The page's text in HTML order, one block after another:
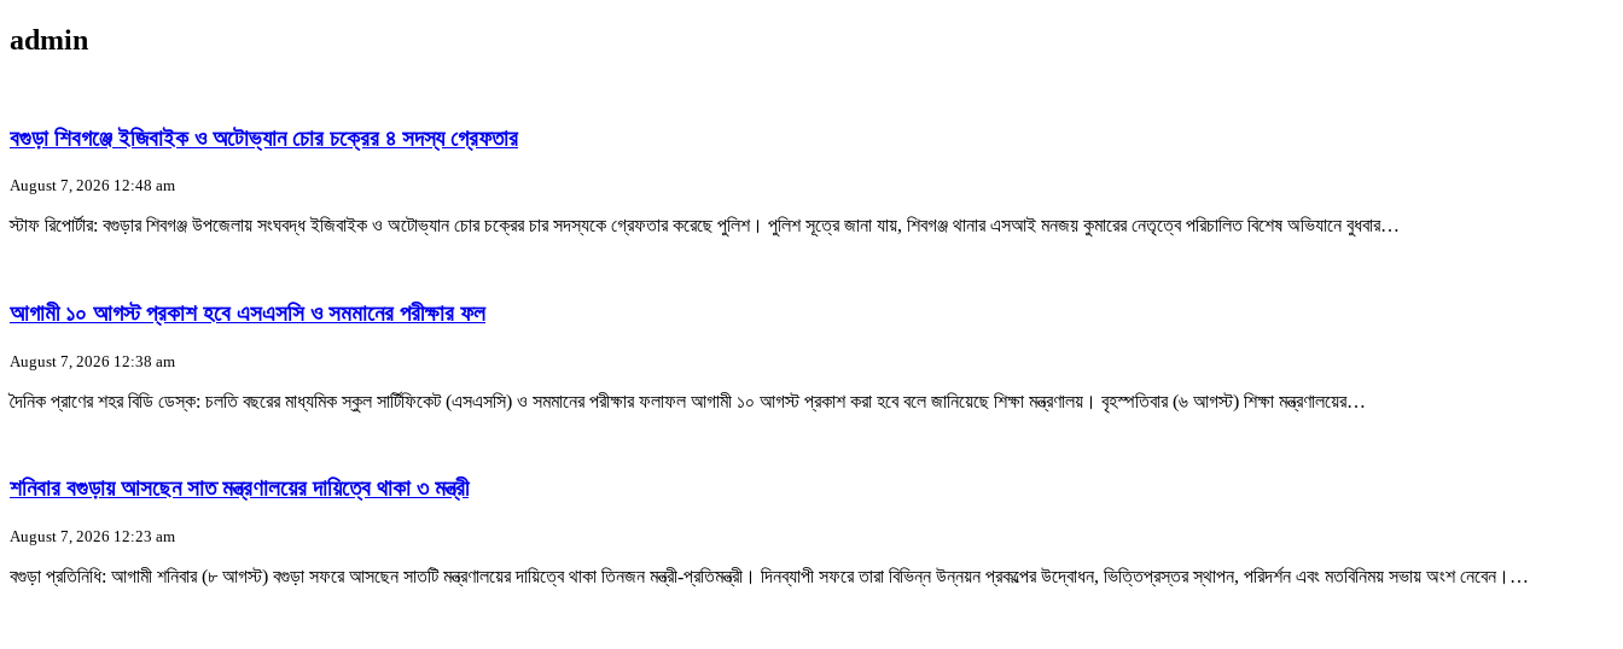
admin
বগুড়া শিবগঞ্জে ইজিবাইক ও অটোভ্যান চোর চক্রের ৪ সদস্য গ্রেফতার
August 7, 2026 12:48 am
স্টাফ রিপোর্টার: বগুড়ার শিবগঞ্জ উপজেলায় সংঘবদ্ধ ইজিবাইক ও অটোভ্যান চোর চক্রের চার সদস্যকে গ্রেফতার করেছে পুলিশ। পুলিশ সূত্রে জানা যায়, শিবগঞ্জ থানার এসআই মনজয় কুমারের নেতৃত্বে পরিচালিত বিশেষ অভিযানে বুধবার…
আগামী ১০ আগস্ট প্রকাশ হবে এসএসসি ও সমমানের পরীক্ষার ফল
August 7, 2026 12:38 am
দৈনিক প্রাণের শহর বিডি ডেস্ক: চলতি বছরের মাধ্যমিক স্কুল সার্টিফিকেট (এসএসসি) ও সমমানের পরীক্ষার ফলাফল আগামী ১০ আগস্ট প্রকাশ করা হবে বলে জানিয়েছে শিক্ষা মন্ত্রণালয়। বৃহস্পতিবার (৬ আগস্ট) শিক্ষা মন্ত্রণালয়ের…
শনিবার বগুড়ায় আসছেন সাত মন্ত্রণালয়ের দায়িত্বে থাকা ৩ মন্ত্রী
August 7, 2026 12:23 am
বগুড়া প্রতিনিধি: আগামী শনিবার (৮ আগস্ট) বগুড়া সফরে আসছেন সাতটি মন্ত্রণালয়ের দায়িত্বে থাকা তিনজন মন্ত্রী-প্রতিমন্ত্রী। দিনব্যাপী সফরে তারা বিভিন্ন উন্নয়ন প্রকল্পের উদ্বোধন, ভিত্তিপ্রস্তর স্থাপন, পরিদর্শন এবং মতবিনিময় সভায় অংশ নেবেন।…